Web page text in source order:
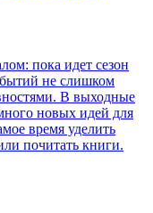
пока идет сезон
не слишком
В выходные
новых идей для
время уделить
почитать книги.